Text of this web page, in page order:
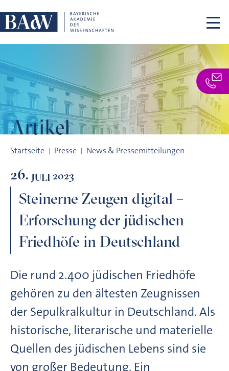
Artikel
Startseite Presse News & Pressemitteilungen
26. JULI 2023
Steinerne Zeugen digital –
Erforschung der jüdischen
Friedhöfe in Deutschland
Die rund 2.400 jüdischen Friedhöfe
gehören zu den ältesten Zeugnissen
der Sepulkralkultur in Deutschland. Als
historische, literarische und materielle
Quellen des jüdischen Lebens sind sie
von großer Bedeutung. Ein